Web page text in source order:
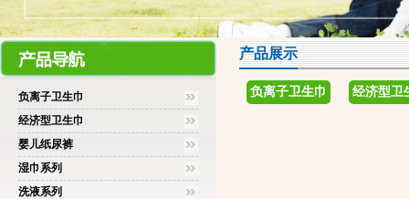
负离子卫生巾
经济型卫生巾
婴儿纸尿裤
湿巾系列
洗液系列
产品展示
负离子卫生巾 经济型卫